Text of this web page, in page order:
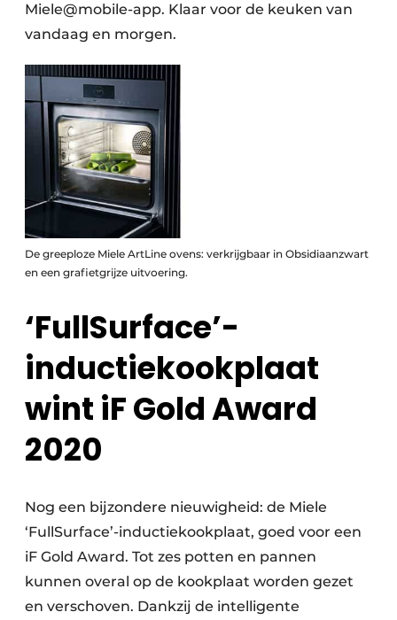
Miele@mobile-app. Klaar voor de keuken van
vandaag en morgen.
De greeploze Miele ArtLine ovens: verkrijgbaar in Obsidiaanzwart
en een grafietgrijze uitvoering.
‘FullSurface’-
inductiekookplaat
wint iF Gold Award
2020
Nog een bijzondere nieuwigheid: de Miele
‘FullSurface’-inductiekookplaat, goed voor een
iF Gold Award. Tot zes potten en pannen
kunnen overal op de kookplaat worden gezet
en verschoven. Dankzij de intelligente